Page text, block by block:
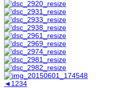
◄1 234